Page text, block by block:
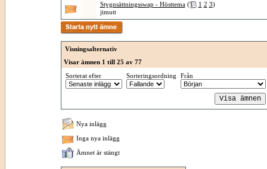
Stygnsättningsswap - Hösttema ( 1 2 3)
jimutt
Visningsalternativ
Visar ämnen 1 till 25 av 77
Sorterat efter
Sorteringsordning Från
Nya inlägg
Inga nya inlägg
Ämnet är stängt